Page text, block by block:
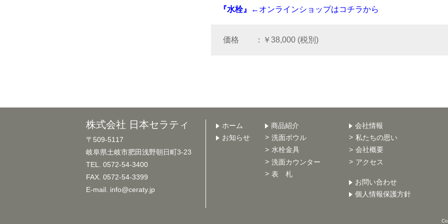
『水栓』 ←オンラインショップはコチラから
価格 ￥38,000 (税別)
株式会社 日本セラティ
〒509-5117
岐阜県土岐市肥田浅野朝日町3-23
TEL. 0572-54-3400
FAX. 0572-54-3399
E-mail. info@ceraty.jp
ホーム
お知らせ
商品紹介
洗面ボウル
水栓金具
洗面カウンター
表 札
会社情報
私たちの思い
会社概要
アクセス
お問い合わせ
個人情報保護方針